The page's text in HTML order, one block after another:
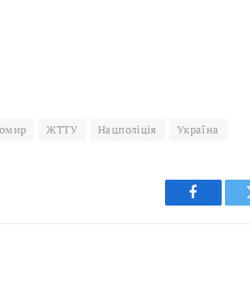
ЖТТУ Нацполіція Україна
Facebook